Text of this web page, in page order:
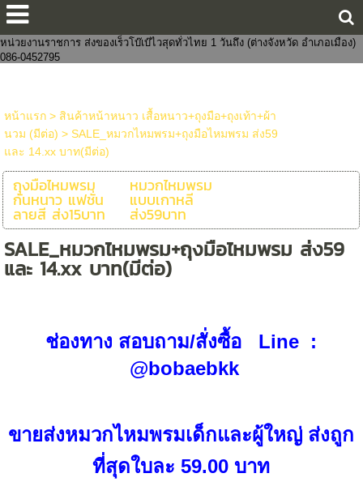
ขายส่งกางเกงในแฟชั่นงานจีนไทย 8 บาทราคาหน้าโรงงาน มีทั้งชายและหญิง
งานแฟชั่น ถูกกว่าโบ๊เบ๊ หาสินค้าจัดเซตบริจาค-งานบุญจัดส่งถึงที่ จัดหาสินค้าให้
หน่วยงานราชการ ส่งของเร็วโบ๊เบ๊ไวสุดทั่วไทย 1 วันถึง (ต่างจังหวัด อำเภอเมือง)
086-0452795
หน้าแรก> สินค้าหน้าหนาว เสื้อหนาว+ถุงมือ+ถุงเท้า+ผ้า
นวม (มีต่อ) > SALE_หมวกไหมพรม+ถุงมือไหมพรม ส่ง59
และ 14.xx บาท(มีต่อ)
ถุงมือไหมพรม
กันหนาว แฟชั่น
ลายสี ส่ง15บาท
หมวกไหมพรม
แบบเกาหลี
ส่ง59บาท
SALE_หมวกไหมพรม+ถุงมือไหมพรม ส่ง59
และ 14.xx บาท(มีต่อ)
ช่องทาง สอบถาม/สั่งซื้อ Line :
@bobaebkk
ขายส่งหมวกไหมพรมเด็กและผู้ใหญ่ ส่งถูก
ที่สุดใบละ 59.00 บาท